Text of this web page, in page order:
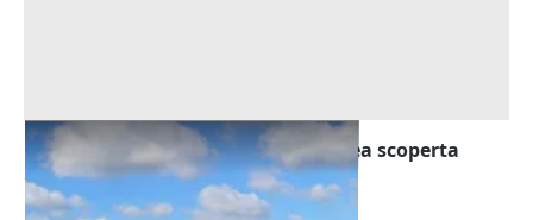
Asta Complesso industriale con area scoperta
Offerta minima
560.000 €